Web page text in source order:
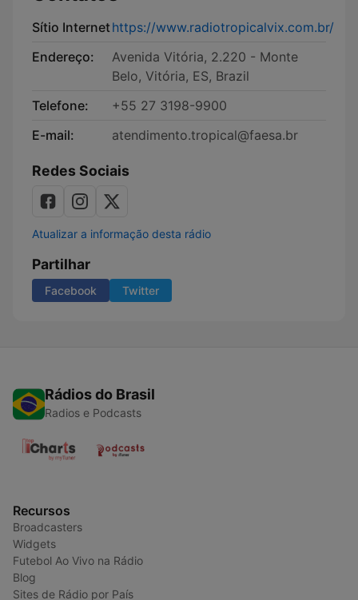
Sítio Internethttps://www.radiotropicalvix.com.br/
Endereço:
Avenida Vitória, 2.220 - Monte
Belo, Vitória, ES, Brazil
Telefone:
+55 27 3198-9900
E-mail:
atendimento.tropical@faesa.br
Redes Sociais
Atualizar a informação desta rádio
Partilhar
Facebook Twitter
Rádios do Brasil
Radios e Podcasts
Recursos
Broadcasters
Widgets
Futebol Ao Vivo na Rádio
Blog
Sites de Rádio por País